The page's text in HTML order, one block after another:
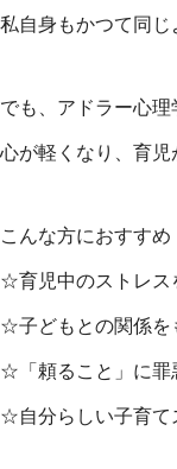
私自身もかつて同
でも、アドラー心理
心が軽くなり、育
こんな方におすすめ
☆育児中のストレス
☆子どもとの関係を
☆「頼ること」に罪
☆自分らしい子育て